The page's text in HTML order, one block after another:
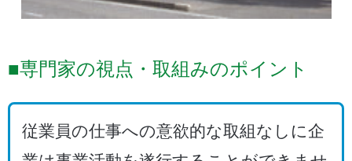
■専門家の視点・取組みのポイント
従業員の仕事への意欲的な取組なしに企